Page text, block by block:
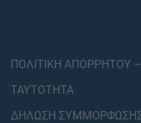
ΠΟΛΙΤΙΚΗ ΑΠΟΡΡΗΤΟΥ
ΤΑΥΤΟΤΗΤΑ
ΔΗΛΩΣΗ